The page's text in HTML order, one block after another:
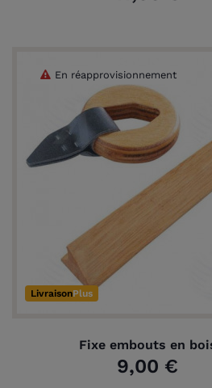
LivraisonPlus
Fixe embouts en
9,00 €
En réapprovisionnement